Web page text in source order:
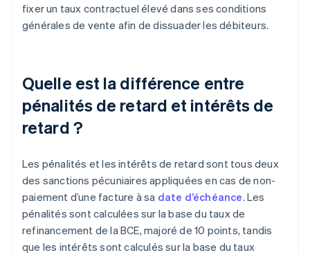
fixer un taux contractuel élevé dans ses conditions
générales de vente afin de dissuader les débiteurs.
Quelle est la différence entre
pénalités de retard et intérêts de
retard ?
Les pénalités et les intérêts de retard sont tous deux
des sanctions pécuniaires appliquées en cas de non-
paiement d’une facture à sa date d’échéance. Les
pénalités sont calculées sur la base du taux de
refinancement de la BCE, majoré de 10 points, tandis
que les intérêts sont calculés sur la base du taux